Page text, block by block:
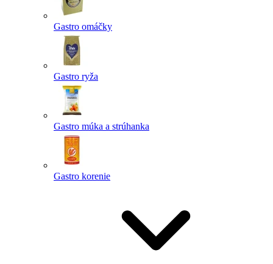
Gastro omáčky
Gastro ryža
Gastro múka a strúhanka
Gastro korenie